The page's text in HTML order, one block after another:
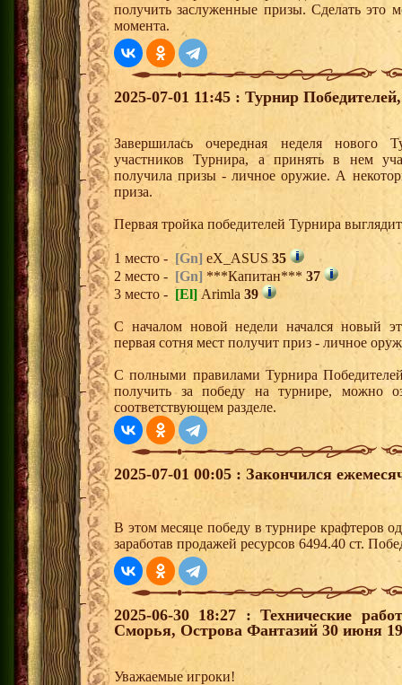
получить заслуженные призы. Сделать это
момента.
2025-07-01 11:45 : Турнир
Завершилась очередная неделя нового
участников Турнира, а принять в нем
получила призы - личное оружие. А
приза.
Первая тройка победителей Турнира
1 место - [Gn] eX_ASUS35
2 место - [Gn] ***Капитан*** 37
3 место - [El] Arimla 39
С началом новой недели начался новый
первая сотня мест получит приз - личное
С полными правилами Турнира
получить за победу на турнире, можно
соответствующем разделе.
2025-07-01 00:05 : Закончился
В этом месяце победу в турнире крафтеров
заработав продажей ресурсов 6494.40 ст.
2025-06-30 18:27 : Технические
Сморья, Острова Фантазий 30 июня
Уважаемые игроки!